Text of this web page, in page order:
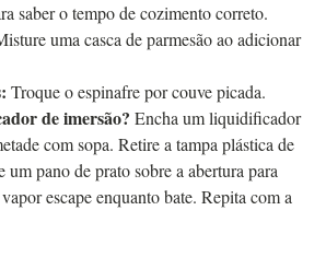
saber o tempo de cozimento correto.
uma casca de parmesão ao adicionar
Troque o espinafre por couve picada.
de imersão? Encha um liquidificador
com sopa. Retire a tampa plástica de
um pano de prato sobre a abertura para
escape enquanto bate. Repita com a